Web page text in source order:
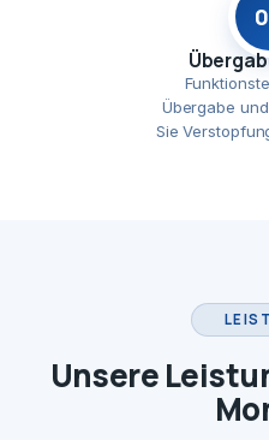
Übergabe
Sie
Unsere